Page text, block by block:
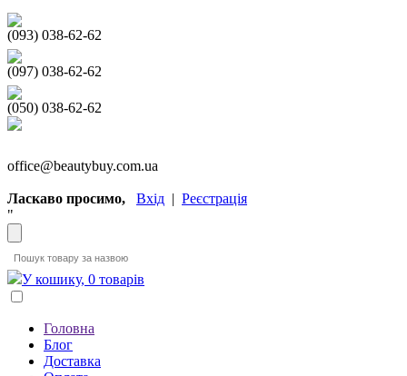
(093) 038-62-62
(097) 038-62-62
(050) 038-62-62
office@beautybuy.com.ua
Ласкаво просимо, Вхід | Реєстрація
"
У кошику, 0 товарів
Головна
Блог
Доставка